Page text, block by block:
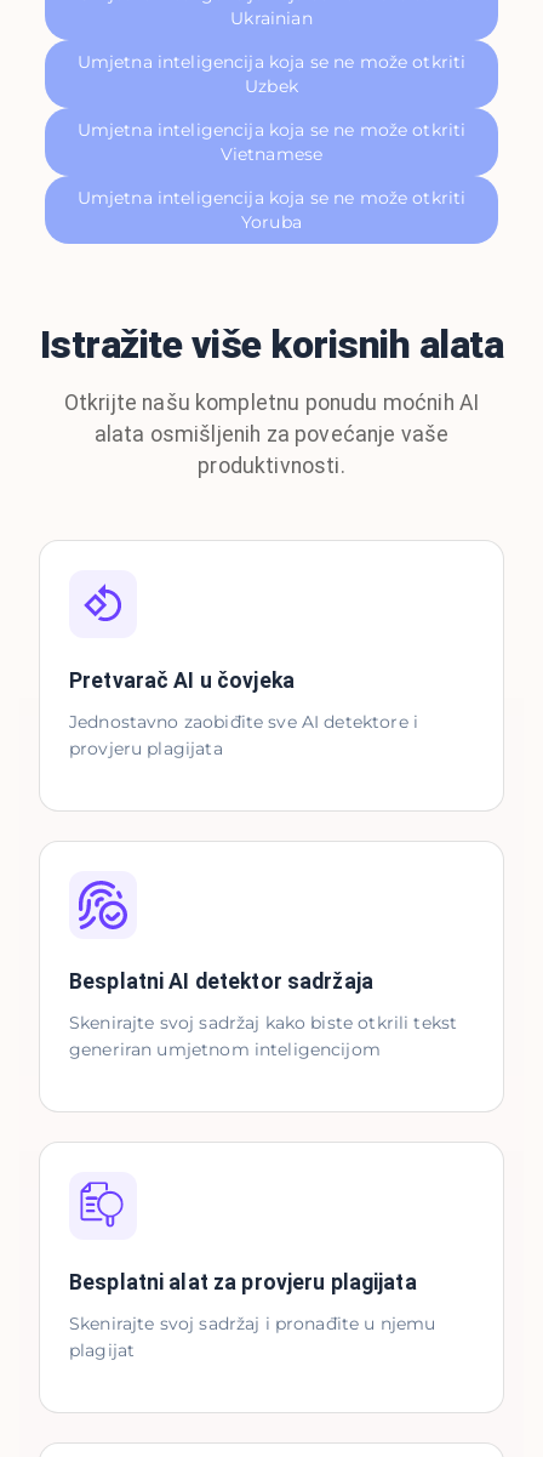
Ukrainian
Umjetna inteligencija koja se ne može otkriti
Uzbek
Umjetna inteligencija koja se ne može otkriti
Vietnamese
Umjetna inteligencija koja se ne može otkriti
Yoruba
Istražite više korisnih alata
Otkrijte našu kompletnu ponudu moćnih AI
alata osmišljenih za povećanje vaše
produktivnosti.
Pretvarač AI u čovjeka
Jednostavno zaobiđite sve AI detektore i
provjeru plagijata
Besplatni AI detektor sadržaja
Skenirajte svoj sadržaj kako biste otkrili tekst
generiran umjetnom inteligencijom
Besplatni alat za provjeru plagijata
Skenirajte svoj sadržaj i pronađite u njemu
plagijat